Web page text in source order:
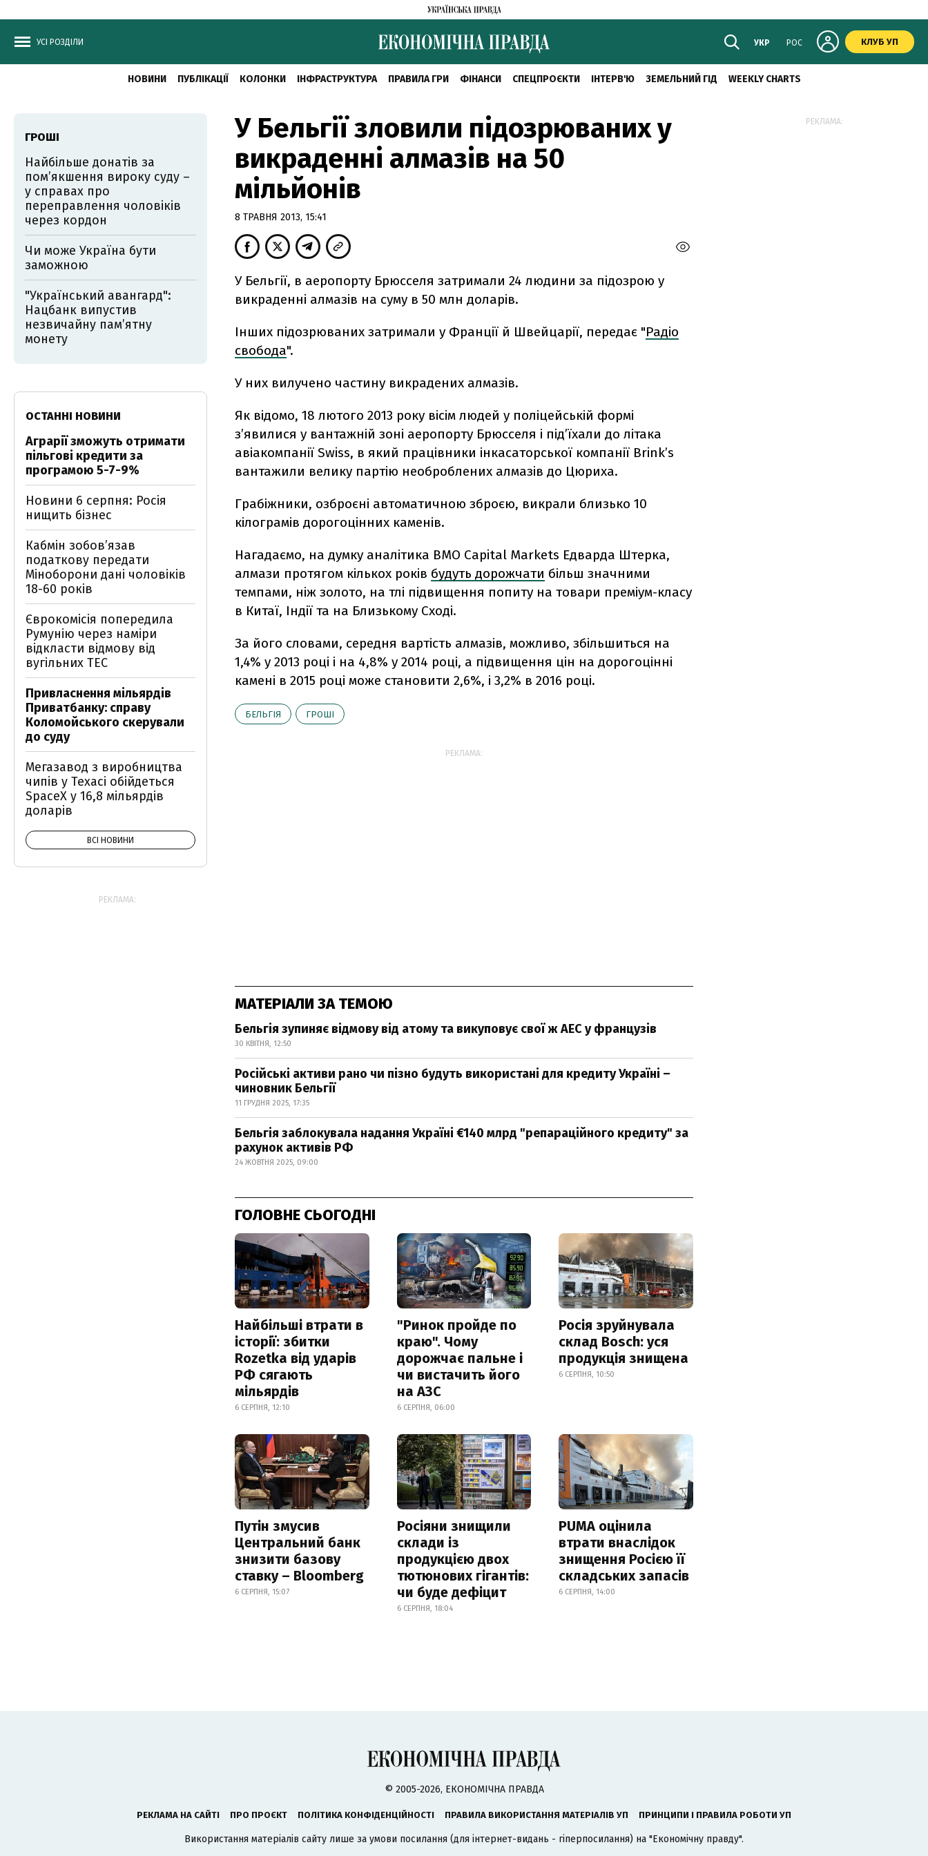
УСІ РОЗДІЛИ УКР РОС КЛУБ УП
НОВИНИ ПУБЛІКАЦІЇ КОЛОНКИ ІНФРАСТРУКТУРА ПРАВИЛА ГРИ ФІНАНСИ СПЕЦПРОЄКТИ ІНТЕРВ'Ю ЗЕМЕЛЬНИЙ ГІД WEEKLY CHARTS
У Бельгії зловили підозрюваних у
викраденні алмазів на 50
мільйонів
8 ТРАВНЯ 2013, 15:41
У Бельгії, в аеропорту Брюсселя затримали 24 людини за підозрою у
викраденні алмазів на суму в 50 млн доларів.
Інших підозрюваних затримали у Франції й Швейцарії, передає "Радіо
свобода".
У них вилучено частину викрадених алмазів.
Як відомо, 18 лютого 2013 року вісім людей у поліцейській формі
з’явилися у вантажній зоні аеропорту Брюсселя і під’їхали до літака
авіакомпанії Swiss, в який працівники інкасаторської компанії Brink’s
вантажили велику партію необроблених алмазів до Цюриха.
Грабіжники, озброєні автоматичною зброєю, викрали близько 10
кілограмів дорогоцінних каменів.
Нагадаємо, на думку аналітика BMO Capital Markets Едварда Штерка,
алмази протягом кількох років будуть дорожчати більш значними
темпами, ніж золото, на тлі підвищення попиту на товари преміум-класу
в Китаї, Індії та на Близькому Сході.
За його словами, середня вартість алмазів, можливо, збільшиться на
1,4% у 2013 році і на 4,8% у 2014 році, а підвищення цін на дорогоцінні
камені в 2015 році може становити 2,6%, і 3,2% в 2016 році.
БЕЛЬГІЯ ГРОШІ
РЕКЛАМА:
МАТЕРІАЛИ ЗА ТЕМОЮ
Бельгія зупиняє відмову від атому та викуповує свої ж АЕС у французів
30 КВІТНЯ, 12:50
Російські активи рано чи пізно будуть використані для кредиту Україні –
чиновник Бельгії
11 ГРУДНЯ 2025, 17:35
Бельгія заблокувала надання Україні €140 млрд "репараційного кредиту" за
рахунок активів РФ
24 ЖОВТНЯ 2025, 09:00
ГОЛОВНЕ СЬОГОДНІ
Найбільші втрати в
історії: збитки
Rozetka від ударів
РФ сягають
мільярдів
6 СЕРПНЯ, 12:10
"Ринок пройде по
краю". Чому
дорожчає пальне і
чи вистачить його
на АЗС
6 СЕРПНЯ, 06:00
Росія зруйнувала
склад Bosch: уся
продукція знищена
6 СЕРПНЯ, 10:50
Путін змусив
Центральний банк
знизити базову
ставку – Bloomberg
6 СЕРПНЯ, 15:07
Росіяни знищили
склади із
продукцією двох
тютюнових гігантів:
чи буде дефіцит
6 СЕРПНЯ, 18:04
PUMA оцінила
втрати внаслідок
знищення Росією її
складських запасів
6 СЕРПНЯ, 14:00
ГРОШІ
Найбільше донатів за
пом’якшення вироку суду –
у справах про
переправлення чоловіків
через кордон
Чи може Україна бути
заможною
"Український авангард":
Нацбанк випустив
незвичайну пам’ятну
монету
ОСТАННІ НОВИНИ
Аграрії зможуть отримати
пільгові кредити за
програмою 5-7-9%
Новини 6 серпня: Росія
нищить бізнес
Кабмін зобовʼязав
податкову передати
Міноборони дані чоловіків
18-60 років
Єврокомісія попередила
Румунію через наміри
відкласти відмову від
вугільних ТЕС
Привласнення мільярдів
Приватбанку: справу
Коломойського скерували
до суду
Мегазавод з виробництва
чипів у Техасі обійдеться
SpaceX у 16,8 мільярдів
доларів
ВСІ НОВИНИ
РЕКЛАМА:
РЕКЛАМА:
© 2005-2026, ЕКОНОМІЧНА ПРАВДА
РЕКЛАМА НА САЙТІ ПРО ПРОЄКТ ПОЛІТИКА КОНФІДЕНЦІЙНОСТІ ПРАВИЛА ВИКОРИСТАННЯ МАТЕРІАЛІВ УП ПРИНЦИПИ І ПРАВИЛА РОБОТИ УП
Використання матеріалів сайту лише за умови посилання (для інтернет-видань - гіперпосилання) на "Економічну правду".